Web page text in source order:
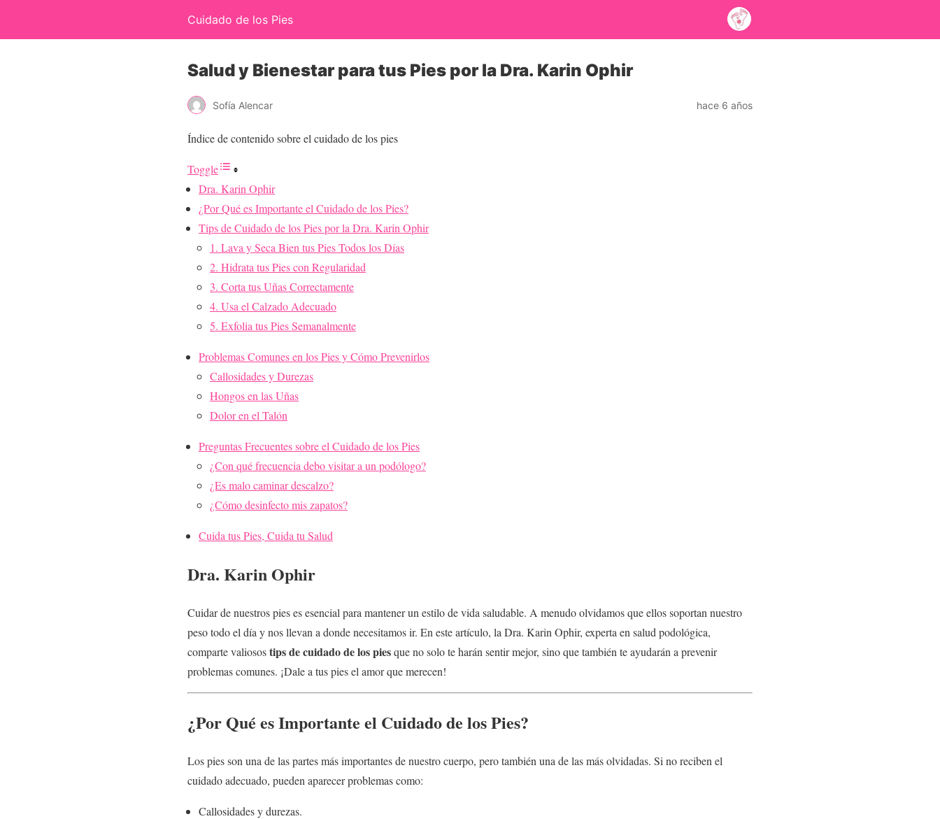
Cuidado de los Pies
Salud y Bienestar para tus Pies por la Dra. Karin Ophir
Sofía Alencar hace 6 años
Índice de contenido sobre el cuidado de los pies
Toggle
Dra. Karin Ophir
¿Por Qué es Importante el Cuidado de los Pies?
Tips de Cuidado de los Pies por la Dra. Karin Ophir
1. Lava y Seca Bien tus Pies Todos los Días
2. Hidrata tus Pies con Regularidad
3. Corta tus Uñas Correctamente
4. Usa el Calzado Adecuado
5. Exfolia tus Pies Semanalmente
Problemas Comunes en los Pies y Cómo Prevenirlos
Callosidades y Durezas
Hongos en las Uñas
Dolor en el Talón
Preguntas Frecuentes sobre el Cuidado de los Pies
¿Con qué frecuencia debo visitar a un podólogo?
¿Es malo caminar descalzo?
¿Cómo desinfecto mis zapatos?
Cuida tus Pies, Cuida tu Salud
Dra. Karin Ophir
Cuidar de nuestros pies es esencial para mantener un estilo de vida saludable. A menudo olvidamos que ellos soportan nuestro
peso todo el día y nos llevan a donde necesitamos ir. En este artículo, la Dra. Karin Ophir, experta en salud podológica,
comparte valiosostips de cuidado de los piesque no solo te harán sentir mejor, sino que también te ayudarán a prevenir
problemas comunes. ¡Dale a tus pies el amor que merecen!
¿Por Qué es Importante el Cuidado de los Pies?
Los pies son una de las partes más importantes de nuestro cuerpo, pero también una de las más olvidadas. Si no reciben el
cuidado adecuado, pueden aparecer problemas como:
Callosidades y durezas.